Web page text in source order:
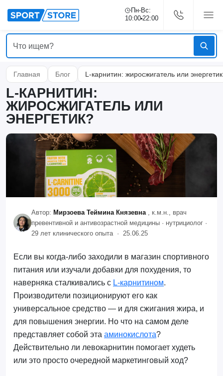
Пн-Вс:
10:00 22:00
Главная Блог L-карнитин: жиросжигатель или
L-КАРНИТИН:
ЖИРОСЖИГАТЕЛЬ ИЛИ
ЭНЕРГЕТИК?
Автор: Мирзоева Теймина Князевна
, к.м.н., врач
превентивной и антивозрастной медицины · нутрициолог ·
29 лет клинического опыта · 25.06.25
Если вы когда-либо заходили в магазин спортивного
питания или изучали добавки для похудения, то
наверняка сталкивались с L-карнитином.
Производители позиционируют его как
универсальное средство — и для сжигания жира, и
для повышения энергии. Но что на самом деле
представляет собой эта аминокислота?
Действительно ли левокарнитин помогает худеть
или это просто очередной маркетинговый ход?